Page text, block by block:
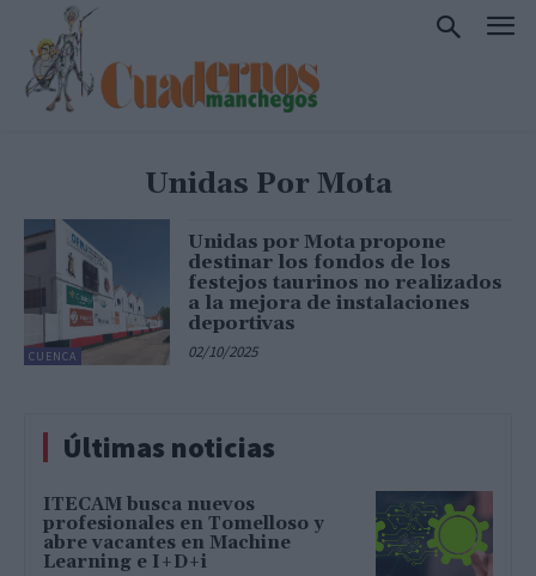
Unidas Por Mota
CUENCA
Unidas por Mota propone
destinar los fondos de los
festejos taurinos no realizados
a la mejora de instalaciones
deportivas
02/10/2025
Últimas noticias
ITECAM busca nuevos
profesionales en Tomelloso y
abre vacantes en Machine
Learning e I+D+i